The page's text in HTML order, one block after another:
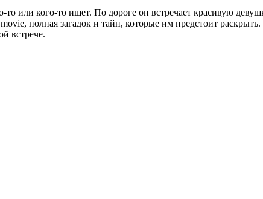
или кого-то ищет. По дороге он встречает красивую
полная загадок и тайн, которые им предстоит
встрече.